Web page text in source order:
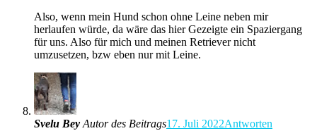
Also, wenn mein Hund schon ohne Leine neben mir
herlaufen würde, da wäre das hier Gezeigte ein Spaziergang
für uns. Also für mich und meinen Retriever nicht
umzusetzen, bzw eben nur mit Leine.
Svelu Bey Autor des Beitrags17. Juli 2022Antworten